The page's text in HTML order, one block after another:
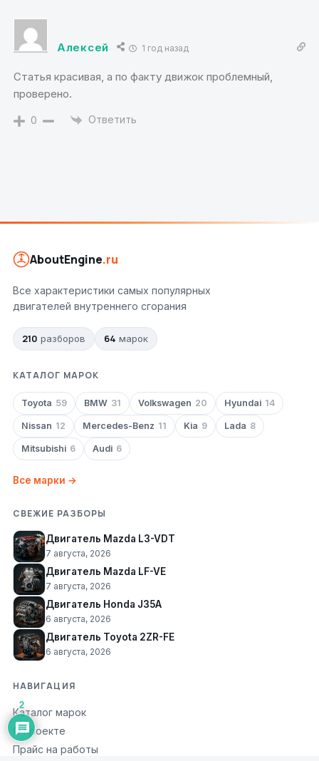
Алексей 1 год назад
Статья красивая, а по факту движок проблемный,
проверено.
0 Ответить
AboutEngine.ru
Все характеристики самых популярных
двигателей внутреннего сгорания
210 разборов 64 марок
КАТАЛОГ МАРОК
Toyota 59 BMW 31 Volkswagen 20 Hyundai 14
Nissan 12 Mercedes-Benz 11 Kia 9 Lada 8
Mitsubishi 6 Audi 6
Все марки →
СВЕЖИЕ РАЗБОРЫ
Двигатель Mazda L3-VDT
7 августа, 2026
Двигатель Mazda LF-VE
7 августа, 2026
Двигатель Honda J35A
6 августа, 2026
Двигатель Toyota 2ZR-FE
6 августа, 2026
НАВИГАЦИЯ
Каталог марок
О проекте
Прайс на работы
2